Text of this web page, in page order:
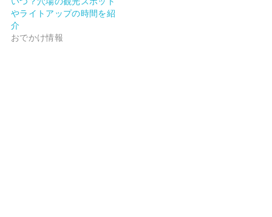
やライトアップの時間を紹
介
おでかけ情報